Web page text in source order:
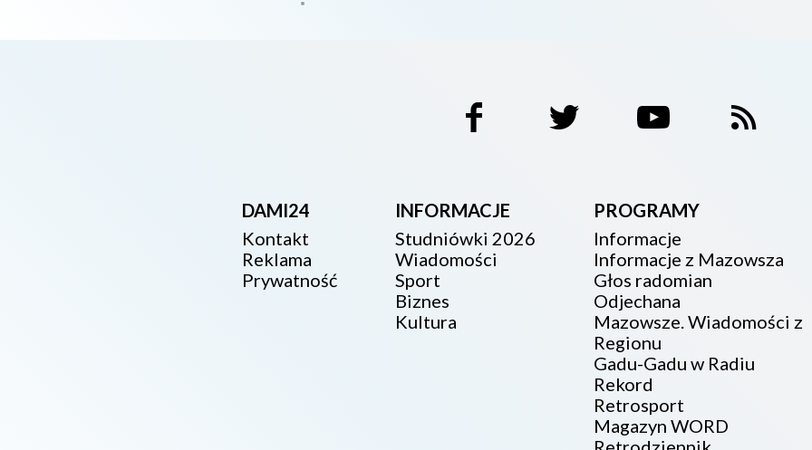
DAMI24
Kontakt
Reklama
Prywatność
INFORMACJE
Studniówki 2026
Wiadomości
Sport
Biznes
Kultura
PROGRAMY
Informacje
Informacje z Mazowsza
Głos radomian
Odjechana
Mazowsze. Wiadomości z
Regionu
Gadu-Gadu w Radiu
Rekord
Retrosport
Magazyn WORD